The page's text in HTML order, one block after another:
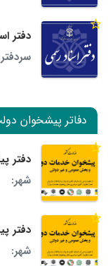
دفتر
دفاتر پیشخوان
دفتر
شهر:
دفتر
شهر: